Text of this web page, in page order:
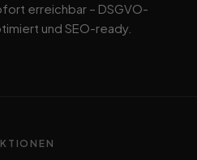
erreichbar – DSGVO-
und SEO-ready.